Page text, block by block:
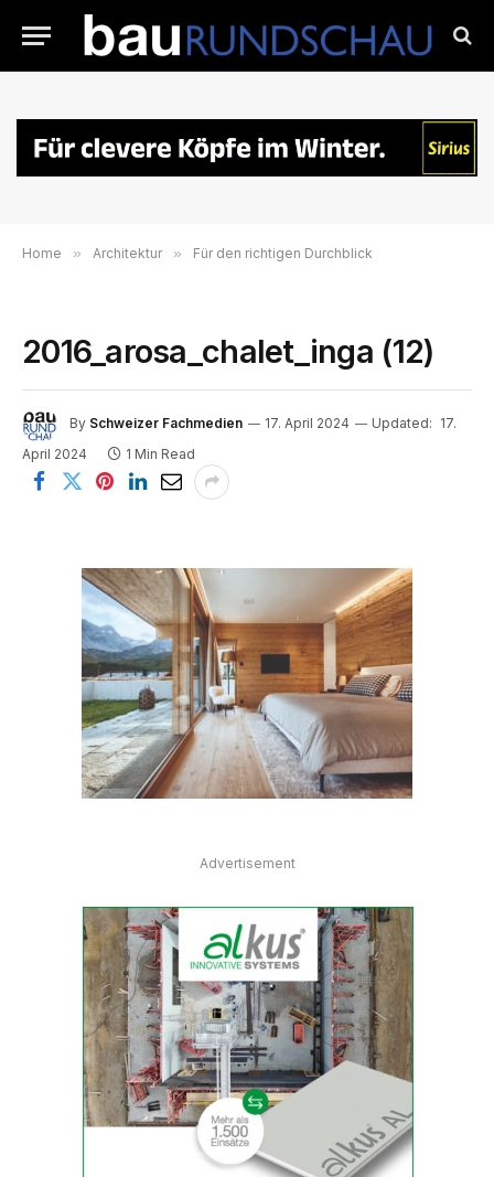
Home » Architektur » Für den richtigen Durchblick
2016_arosa_chalet_inga (12)
By Schweizer Fachmedien 17. April 2024 Updated: 17.
April 2024
1 Min Read
Advertisement